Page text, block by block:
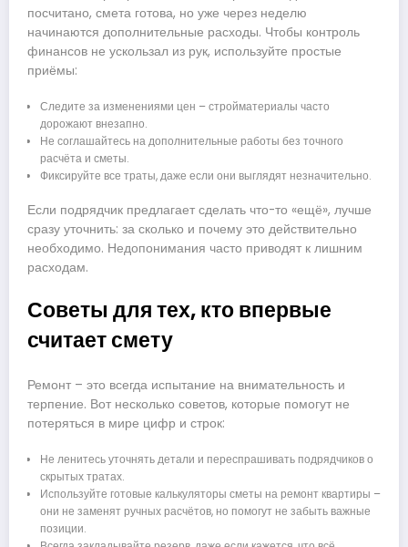
посчитано, смета готова, но уже через неделю
начинаются дополнительные расходы. Чтобы контроль
финансов не ускользал из рук, используйте простые
приёмы:
Следите за изменениями цен – стройматериалы часто
дорожают внезапно.
Не соглашайтесь на дополнительные работы без точного
расчёта и сметы.
Фиксируйте все траты, даже если они выглядят незначительно.
Если подрядчик предлагает сделать что-то «ещё», лучше
сразу уточнить: за сколько и почему это действительно
необходимо. Недопонимания часто приводят к лишним
расходам.
Советы для тех, кто впервые
считает смету
Ремонт – это всегда испытание на внимательность и
терпение. Вот несколько советов, которые помогут не
потеряться в мире цифр и строк:
Не ленитесь уточнять детали и переспрашивать подрядчиков о
скрытых тратах.
Используйте готовые калькуляторы сметы на ремонт квартиры –
они не заменят ручных расчётов, но помогут не забыть важные
позиции.